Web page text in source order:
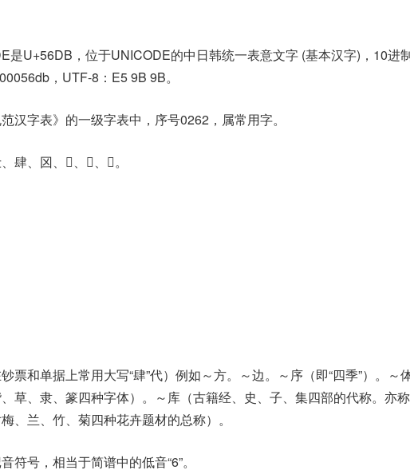
是U+56DB，位于UNICODE的中日韩统一表意文字 (基本汉字)，10进
，UTF-8：E5 9B 9B。
汉字表》的一级字表中，序号0262，属常用字。
肆、龱、𠁤、𠃢、𦉭。
票和单据上常用大写“肆”代）例如～方。～边。～序（即“四季”）。～
草、隶、篆四种字体）。～库（古籍经、史、子、集四部的代称。亦称
、兰、竹、菊四种花卉题材的总称）。
号，相当于简谱中的低音“6”。